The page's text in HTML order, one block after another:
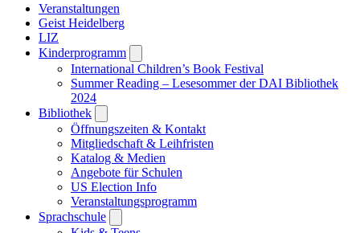
Veranstaltungen
Geist Heidelberg
LIZ
Kinderprogramm
submenu
International Children’s Book Festival
Summer Reading – Lesesommer der DAI Bibliothek
2024
Bibliothek
submenu
Öffnungszeiten & Kontakt
Mitgliedschaft & Leihfristen
Katalog & Medien
Angebote für Schulen
US Election Info
Veranstaltungsprogramm
Sprachschule
submenu